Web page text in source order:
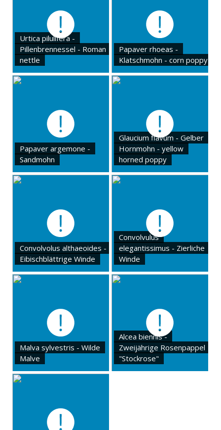
Urtica pilulifera -
Pillenbrennessel - Roman
nettle
Papaver rhoeas -
Klatschmohn - corn poppy
Papaver argemone -
Sandmohn
Glaucium flavum - Gelber
Hornmohn - yellow
horned poppy
Convolvolus althaeoides -
Eibischblättrige Winde
Convolvulus
elegantissimus - Zierliche
Winde
Malva sylvestris - Wilde
Malve
Alcea biennis -
Zweijährige Rosenpappel
"Stockrose"